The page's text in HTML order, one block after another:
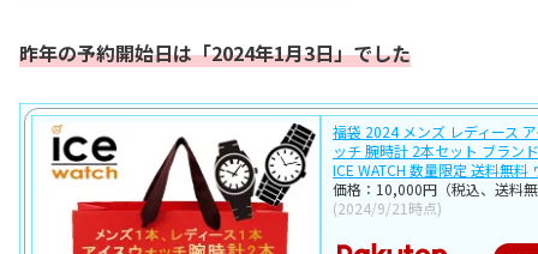
昨年の予約開始日は「2024年1月3日」でした
福袋 2024 メンズ レディース
ッチ 腕時計 2本セット ブラン
ICE WATCH 数量限定 送料無料
価格：10,000円（税込、送料
(2024/9/21時点)